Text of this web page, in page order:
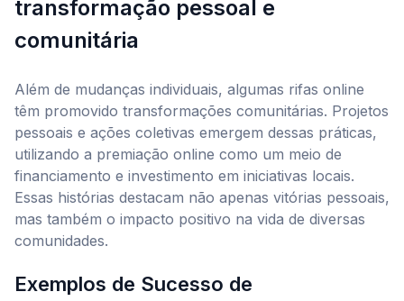
transformação pessoal e
comunitária
Além de mudanças individuais, algumas rifas online
têm promovido transformações comunitárias. Projetos
pessoais e ações coletivas emergem dessas práticas,
utilizando a premiação online como um meio de
financiamento e investimento em iniciativas locais.
Essas histórias destacam não apenas vitórias pessoais,
mas também o impacto positivo na vida de diversas
comunidades.
Exemplos de Sucesso de